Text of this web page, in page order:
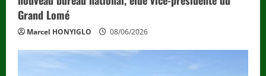
Grand Lomé
Marcel HONYIGLO 08/06/2026